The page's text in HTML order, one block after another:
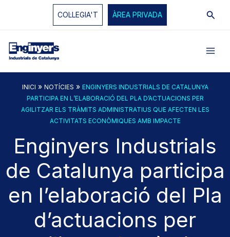
COL·LEGIA'T ÀREA PRIVADA
INICI » NOTÍCIES » ENGINYERS INDUSTRIALS DE CATALUNYA
PARTICIPA EN L’ELABORACIÓ DEL PLA D’ACTUACIONS PER
AGILITZAR ELS TRÀMITS ADMINISTRATIUS QUE AFECTEN LES
ACTIVITATS ECONÒMIQUES AMB IMPACTE
Enginyers Industrials
de Catalunya participa
en l’elaboració del Pla
d’actuacions per